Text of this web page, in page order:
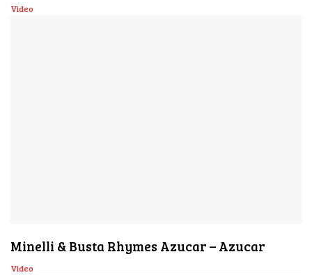
Video
Minelli & Busta Rhymes Azucar – Azucar
Video